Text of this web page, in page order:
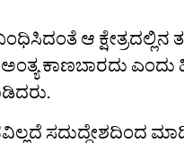
ಆ
ಕಾಣಬಾರದು
ಸದುದ್ದೇಶದಿಂದ